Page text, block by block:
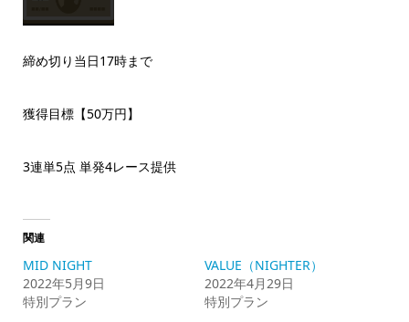
締め切り当日17時まで
獲得目標【50万円】
3連単5点 単発4レース提供
関連
MID NIGHT
2022年5月9日
特別プラン
VALUE（NIGHTER）
2022年4月29日
特別プラン